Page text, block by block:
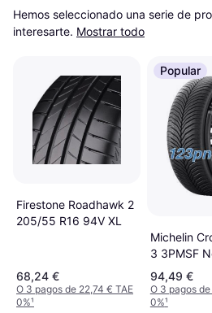
Hemos seleccionado una serie de
interesarte. Mostrar todo
Firestone Roadhawk 2
205/55 R16 94V XL
68,24 €
O 3 pagos de 22,74 € TAE
0%¹
Popular
Michelin
3 3PMSF
235 55 R18
94,49 €
O 3 pagos
0%¹